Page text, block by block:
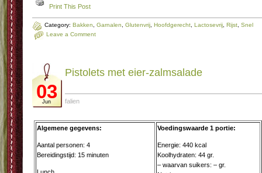
Print This Post
Category: Bakken Garnalen Glutenvrij Hoofdgerecht Lactosevrij Rijst Snel
Leave a Comment
03
Jun
Pistolets met eier-zalmsalade
falien
Algemene gegevens:
Aantal personen: 4
Bereidingstijd: 15 minuten
Voedingswaarde 1 portie:
Energie: 440 kcal
Koolhydraten: 44 gr.
– waarvan suikers: – gr.